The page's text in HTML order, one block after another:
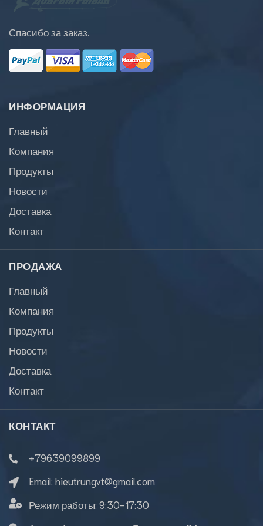
Спасибо за заказ.
ИНФОРМАЦИЯ
Главный
Компания
Продукты
Новости
Доставка
Контакт
ПРОДАЖА
Главный
Компания
Продукты
Новости
Доставка
Контакт
КОНТАКТ
+79639099899
Email: hieutrungvt@gmail.com
Режим работы: 9:30-17:30